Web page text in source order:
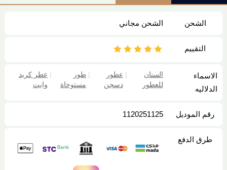
الشحن الشحن مجاني
التقييم
الاسماء
الدلاليه
السنان
للعطور
| عطور
دسجن
| طور
مستوحاة
| عطر كريد
وايت
رقم الموديل 1120251125
طرق الدفع